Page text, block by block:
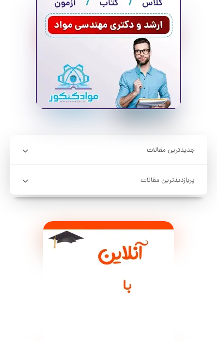
جدیدترین مقالات
پربازدیدترین مقالات